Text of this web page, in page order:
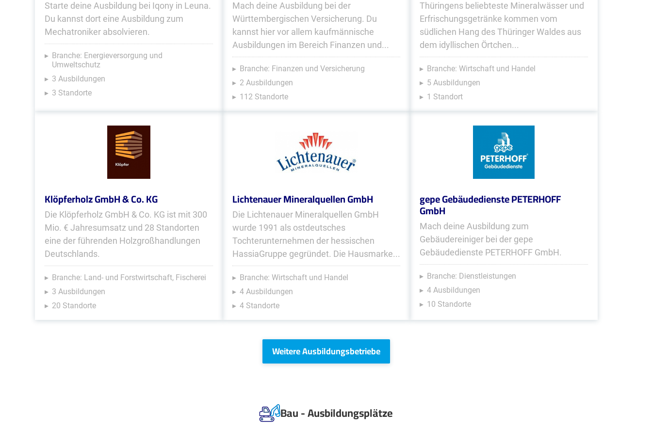
Starte deine Ausbildung bei Iqony in Leuna.
Du kannst dort eine Ausbildung zum
Mechatroniker absolvieren.
Branche: Energieversorgung und
Umweltschutz
3 Ausbildungen
3 Standorte
Mach deine Ausbildung bei der
Württembergischen Versicherung. Du
kannst hier vor allem kaufmännische
Ausbildungen im Bereich Finanzen und...
Branche: Finanzen und Versicherung
2 Ausbildungen
112 Standorte
Thüringens beliebteste Mineralwässer und
Erfrischungsgetränke kommen vom
südlichen Hang des Thüringer Waldes aus
dem idyllischen Örtchen...
Branche: Wirtschaft und Handel
5 Ausbildungen
1 Standort
Klöpferholz GmbH & Co. KG
Die Klöpferholz GmbH & Co. KG ist mit 300
Mio. € Jahresumsatz und 28 Standorten
eine der führenden Holzgroßhandlungen
Deutschlands.
Branche: Land- und Forstwirtschaft, Fischerei
3 Ausbildungen
20 Standorte
Lichtenauer Mineralquellen GmbH
Die Lichtenauer Mineralquellen GmbH
wurde 1991 als ostdeutsches
Tochterunternehmen der hessischen
HassiaGruppe gegründet. Die Hausmarke...
Branche: Wirtschaft und Handel
4 Ausbildungen
4 Standorte
gepe Gebäudedienste PETERHOFF
GmbH
Mach deine Ausbildung zum
Gebäudereiniger bei der gepe
Gebäudedienste PETERHOFF GmbH.
Branche: Dienstleistungen
4 Ausbildungen
10 Standorte
Weitere Ausbildungsbetriebe
Bau - Ausbildungsplätze